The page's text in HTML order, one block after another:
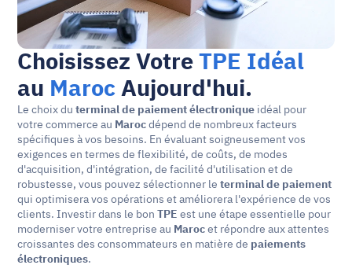
Choisissez Votre TPE Idéal
au Maroc Aujourd'hui.
Le choix du terminal de paiement électronique idéal pour
votre commerce au Maroc dépend de nombreux facteurs
spécifiques à vos besoins. En évaluant soigneusement vos
exigences en termes de flexibilité, de coûts, de modes
d'acquisition, d'intégration, de facilité d'utilisation et de
robustesse, vous pouvez sélectionner le terminal de paiement
qui optimisera vos opérations et améliorera l'expérience de vos
clients. Investir dans le bon TPE est une étape essentielle pour
moderniser votre entreprise au Maroc et répondre aux attentes
croissantes des consommateurs en matière de paiements
électroniques.